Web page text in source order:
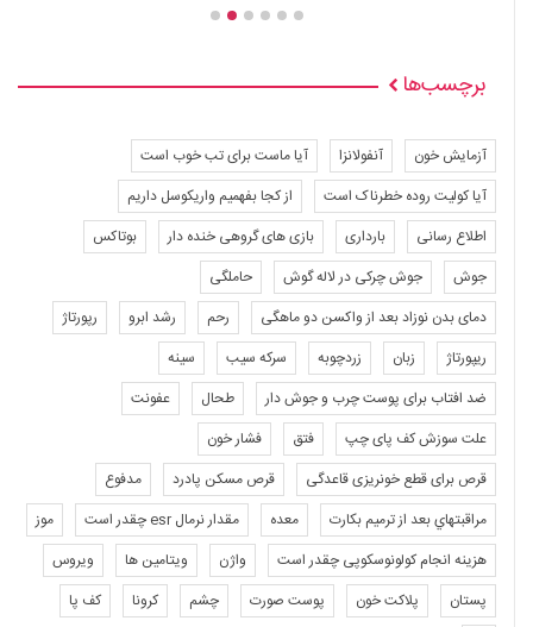
برچسب‌ها
آزمایش خون آنفولانزا
آیا ماست برای تب خوب است
آیا کولیت روده خطرناک است
از کجا بفهمیم واریکوسل داریم
اطلاع رسانی
بارداری بازی های گروهی خنده دار
بوتاکس
جوش
جوش چرکی در لاله گوش
حاملگی
دمای بدن نوزاد بعد از واکسن دو ماهگی
رحم رشد ابرو
رپورتاژ
ریپورتاژ
زبان زردچوبه سرکه سیب
سینه
ضد افتاب برای پوست چرب و جوش دار
طحال
عفونت
علت سوزش کف پای چپ
فتق
فشار خون
قرص برای قطع خونریزی قاعدگی
قرص مسکن پادرد
مدفوع
مراقبتهاي بعد از ترميم بكارت
معده مقدار نرمال esr چقدر است
موز
هزینه انجام کولونوسکوپی چقدر است
واژن ویتامین ها
ویروس
پستان
پلاکت خون پوست صورت چشم کرونا کف پا